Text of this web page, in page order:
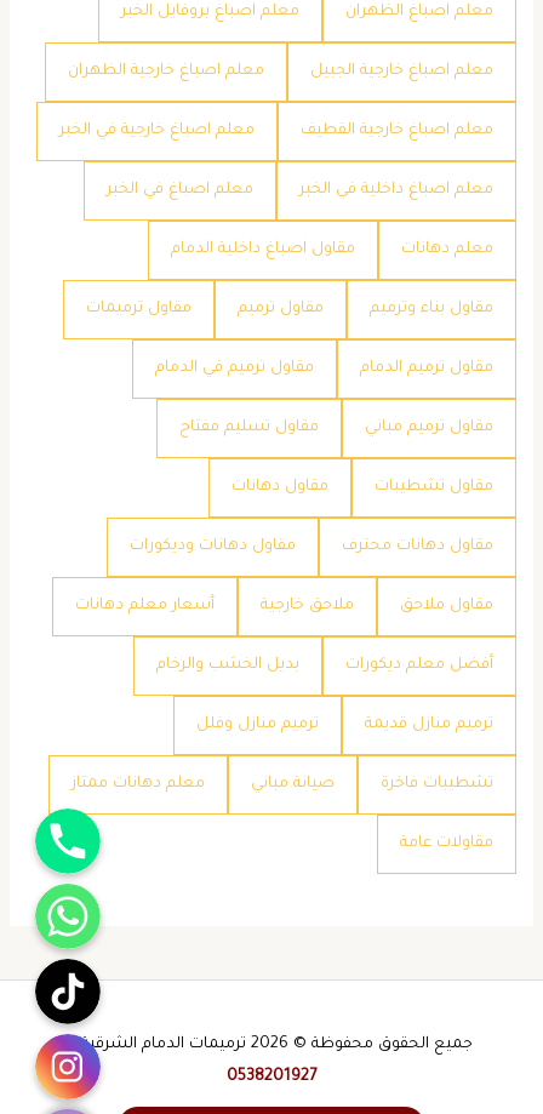
معلم اصباغ الظهران معلم اصباغ بروفايل الخبر
معلم اصباغ خارجية الجبيل معلم اصباغ خارجية الظهران
معلم اصباغ خارجية القطيف معلم اصباغ خارجية في الخبر
معلم اصباغ داخلية في الخبر معلم اصباغ في الخبر
معلم دهانات مقاول اصباغ داخلية الدمام
مقاول بناء وترميم مقاول ترميم مقاول ترميمات
مقاول ترميم الدمام مقاول ترميم في الدمام
مقاول ترميم مباني مقاول تسليم مفتاح
مقاول تشطيبات مقاول دهانات
مقاول دهانات محترف مقاول دهانات وديكورات
مقاول ملاحق ملاحق خارجية ​أسعار معلم دهانات
​أفضل معلم ديكورات ​بديل الخشب والرخام
​ترميم منازل قديمة ​ترميم منازل وفلل
​تشطيبات فاخرة ​صيانة مباني ​معلم دهانات ممتاز
​مقاولات عامة
جميع الحقوق محفوظة © 2026 ترميمات الدمام الشرقية -
0538201927
جوال
واتساب
تيك توك
انستقرام